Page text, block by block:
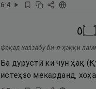
6:4
۝٥
Фақад каззабу би-л-ҳаққи
Ба дурустӣ ки чун ҳақ
истеҳзо мекарданд,